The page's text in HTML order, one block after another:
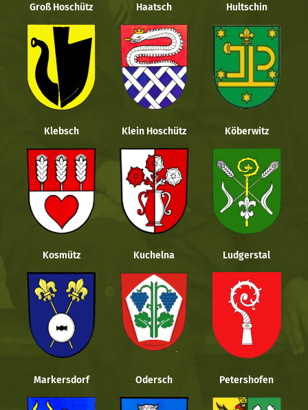
Groß Hoschütz Haatsch Hultschin
Klebsch Klein Hoschütz Köberwitz
Kosmütz Kuchelna Ludgerstal
Markersdorf Odersch Petershofen